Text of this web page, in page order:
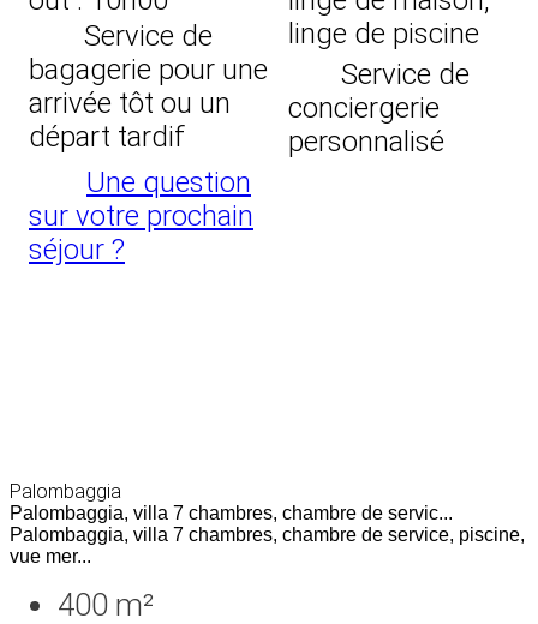
Service de
bagagerie pour une
arrivée tôt ou un
départ tardif
Une question
sur votre prochain
séjour ?
linge de piscine
Service de
conciergerie
personnalisé
Palombaggia
Palombaggia, villa 7 chambres, chambre de servic...
Palombaggia, villa 7 chambres, chambre de service, piscine,
vue mer...
400 m²